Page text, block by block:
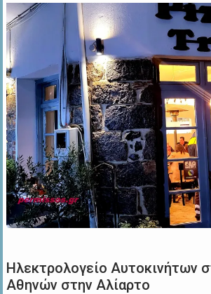
Ηλεκτρολογείο Αυτοκινήτων
Αθηνών στην Αλίαρτο